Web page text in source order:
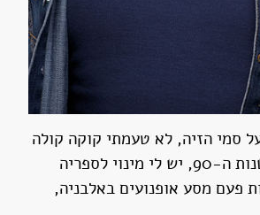
סמי הזיה, לא טעמתי קוקה קולה
בחיים ולא קראתי את "מלחמה ושלום". משתדל לא לאכול כלום אחרי השעה שבע בערב ולהרים משקולות ולהתאגרף כמה שיותר, מתגעגע לשנות ה-90, יש לי מינוי לספריה
פעם מסע אופנועים באלבניה,